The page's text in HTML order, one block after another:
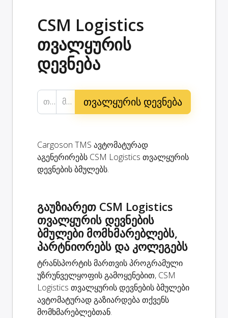
CSM Logistics
თვალყურის
დევნება
თვალყურის დევნების მითითება... მიწოდების საფოსტო კოდი...
Cargoson TMS ავტომატურად
აგენერირებს CSM Logistics თვალყურის
დევნების ბმულებს.
გაუზიარეთ CSM Logistics
თვალყურის დევნების
ბმულები მომხმარებლებს,
პარტნიორებს და კოლეგებს
ტრანსპორტის მართვის პროგრამული
უზრუნველყოფის გამოყენებით, CSM
Logistics თვალყურის დევნების ბმულები
ავტომატურად გაზიარდება თქვენს
მომხმარებლებთან.